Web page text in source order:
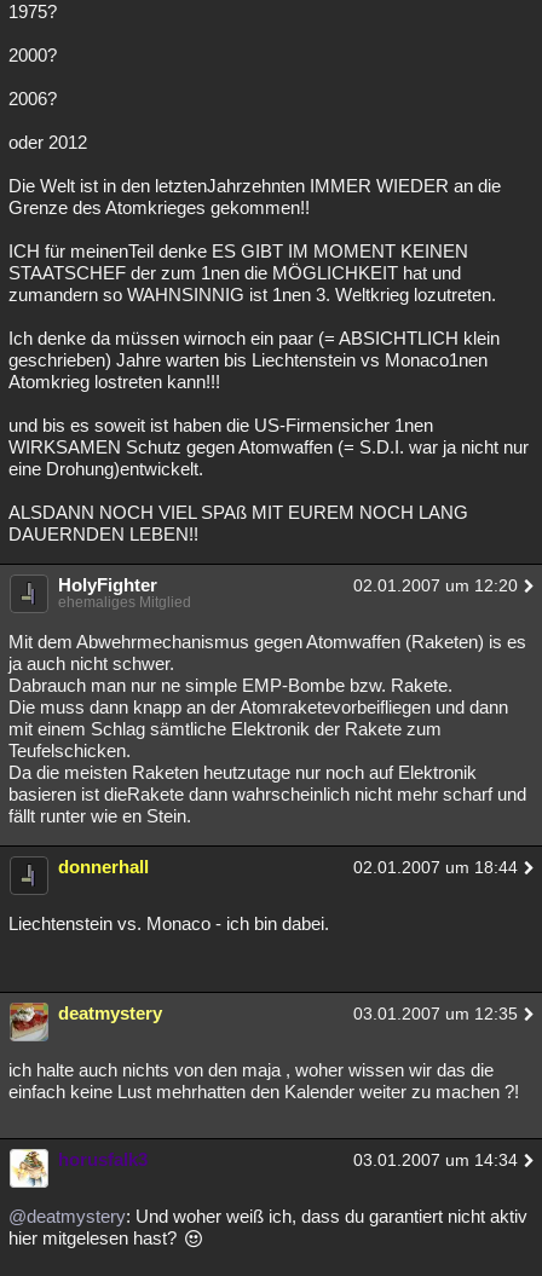
1975?
2000?
2006?
oder 2012
Die Welt ist in den letztenJahrzehnten IMMER WIEDER an die
Grenze des Atomkrieges gekommen!!
ICH für meinenTeil denke ES GIBT IM MOMENT KEINEN
STAATSCHEF der zum 1nen die MÖGLICHKEIT hat und
zumandern so WAHNSINNIG ist 1nen 3. Weltkrieg lozutreten.
Ich denke da müssen wirnoch ein paar (= ABSICHTLICH klein
geschrieben) Jahre warten bis Liechtenstein vs Monaco1nen
Atomkrieg lostreten kann!!!
und bis es soweit ist haben die US-Firmensicher 1nen
WIRKSAMEN Schutz gegen Atomwaffen (= S.D.I. war ja nicht nur
eine Drohung)entwickelt.
ALSDANN NOCH VIEL SPAß MIT EUREM NOCH LANG
DAUERNDEN LEBEN!!
HolyFighter 02.01.2007 um 12:20
ehemaliges Mitglied
Mit dem Abwehrmechanismus gegen Atomwaffen (Raketen) is es
ja auch nicht schwer.
Dabrauch man nur ne simple EMP-Bombe bzw. Rakete.
Die muss dann knapp an der Atomraketevorbeifliegen und dann
mit einem Schlag sämtliche Elektronik der Rakete zum
Teufelschicken.
Da die meisten Raketen heutzutage nur noch auf Elektronik
basieren ist dieRakete dann wahrscheinlich nicht mehr scharf und
fällt runter wie en Stein.
donnerhall 02.01.2007 um 18:44
Liechtenstein vs. Monaco - ich bin dabei.
deatmystery 03.01.2007 um 12:35
ich halte auch nichts von den maja , woher wissen wir das die
einfach keine Lust mehrhatten den Kalender weiter zu machen ?!
horusfalk3 03.01.2007 um 14:34
@deatmystery: Und woher weiß ich, dass du garantiert nicht aktiv
hier mitgelesen hast?